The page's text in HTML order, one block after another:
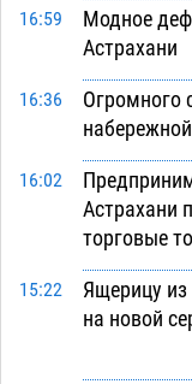
16:59
Модное
Астрахани
16:36
Огромного
16:02
Астрахани
торговые
15:22
Ящерицу из
на новой